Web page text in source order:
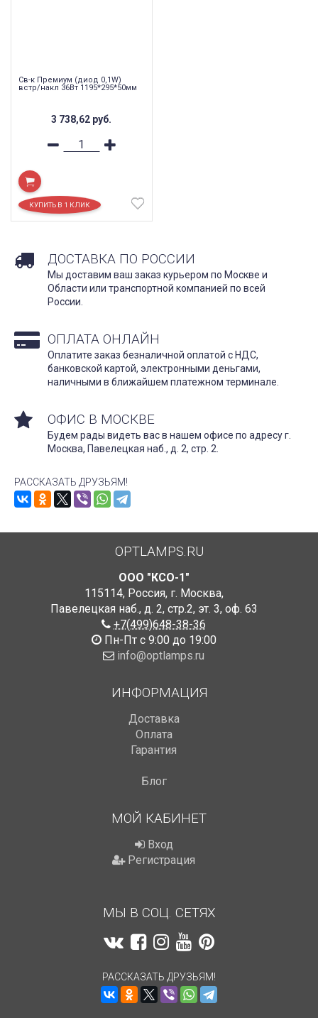
Св-к Премиум (диод 0,1W)
встр/накл 36Вт 1195*295*50мм
3 738,62 руб.
ДОСТАВКА ПО РОССИИ
Мы доставим ваш заказ курьером по Москве и
Области или транспортной компанией по всей
России.
ОПЛАТА ОНЛАЙН
Оплатите заказ безналичной оплатой с НДС,
банковской картой, электронными деньгами,
наличными в ближайшем платежном терминале.
ОФИС В МОСКВЕ
Будем рады видеть вас в нашем офисе по адресу г.
Москва, Павелецкая наб., д. 2, стр. 2.
РАССКАЗАТЬ ДРУЗЬЯМ!
OPTLAMPS.RU
ООО "КСО-1"
115114, Россия, г. Москва,
Павелецкая наб., д. 2, стр.2, эт. 3, оф. 63
+7(499)648-38-36
Пн-Пт с 9:00 до 19:00
info@optlamps.ru
ИНФОРМАЦИЯ
Доставка
Оплата
Гарантия
Блог
МОЙ КАБИНЕТ
Вход
Регистрация
МЫ В СОЦ. СЕТЯХ
РАССКАЗАТЬ ДРУЗЬЯМ!